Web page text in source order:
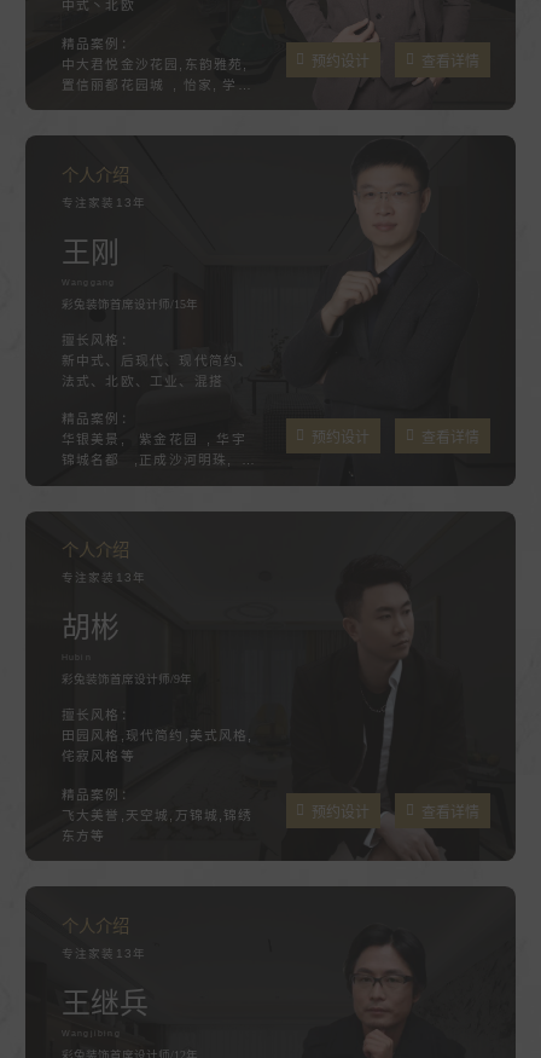
中式丶北欧
精品案例：
中大君悦金沙花园,东韵雅苑,
置信丽都花园城 , 怡家, 学府
预约设计 查看详情
个人介绍
专注家装13年
王刚
Wanggang
彩兔装饰首席设计师/15年
擅长风格：
新中式、后现代、现代简约、
法式、北欧、工业、混搭
精品案例：
华银美景, 紫金花园 , 华宇
锦城名都 ,正成沙河明珠, 兰
预约设计 查看详情
个人介绍
专注家装13年
胡彬
彩兔装饰首席设计师/9年
擅长风格：
田园风格,现代简约,美式风格,
侘寂风格等
精品案例：
飞大美誉,天空城,万锦城,锦绣
东方等
预约设计 查看详情
个人介绍
专注家装13年
王继兵
Wangjibing
彩兔装饰首席设计师/12年